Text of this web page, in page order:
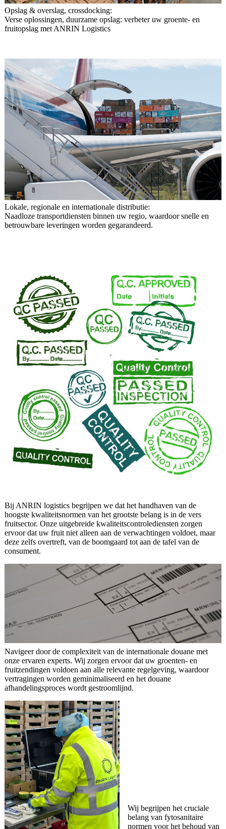
Opslag & overslag, crossdocking:
Verse oplossingen, duurzame opslag: verbeter uw groente- en
fruitopslag met ANRIN Logistics
Lokale, regionale en internationale distributie:
Naadloze transportdiensten binnen uw regio, waardoor snelle en
betrouwbare leveringen worden gegarandeerd.
Bij ANRIN logistics begrijpen we dat het handhaven van de
hoogste kwaliteitsnormen van het grootste belang is in de vers
fruitsector. Onze uitgebreide kwaliteitscontrolediensten zorgen
ervoor dat uw fruit niet alleen aan de verwachtingen voldoet, maar
deze zelfs overtreft, van de boomgaard tot aan de tafel van de
consument.
Navigeer door de complexiteit van de internationale douane met
onze ervaren experts. Wij zorgen ervoor dat uw groenten- en
fruitzendingen voldoen aan alle relevante regelgeving, waardoor
vertragingen worden geminimaliseerd en het douane
afhandelingsproces wordt gestroomlijnd.
Wij begrijpen het cruciale
belang van fytosanitaire
normen voor het behoud van